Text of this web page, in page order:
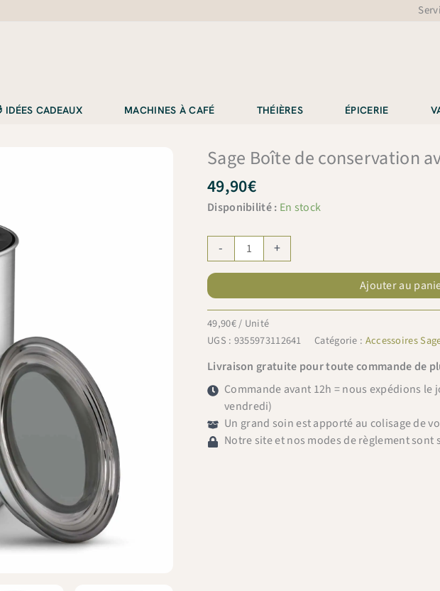
IDÉES CADEAUX MACHINES À CAFÉ THÉIÈRES ÉPICERIE
Sage Boîte de conservation
49,90€
Disponibilité : En stock
-
quantité
de
Sage
Boîte
de
conservation
avec
vide
500g
+
Ajouter au
49,90€/ Unité
UGS : 9355973112641 Catégorie : Accessoires
Livraison gratuite pour toute commande de
Commande avant 12h = nous expédions le
vendredi)
Un grand soin est apporté au colisage de
Notre site et nos modes de règlement sont